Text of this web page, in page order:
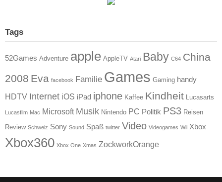
Tags
52Games Adventure apple AppleTV Atari Baby C64 China
2008 Eva facebook Familie Games Gaming handy
HDTV Internet iOS iPad iphone Kaffee Kindheit Lucasarts
Lucasfilm Mac Microsoft Musik Nintendo PC Politik PS3 Reisen
Review Schweiz Sony Sound Spaß twitter Video Videogames Wii Xbox
Xbox360 Xbox One Xmas ZockworkOrange